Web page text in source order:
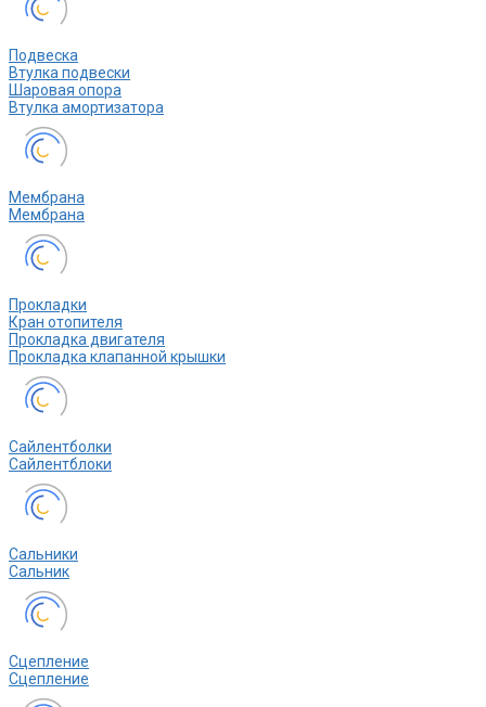
Подвеска
Втулка подвески
Шаровая опора
Втулка амортизатора
Мембрана
Мембрана
Прокладки
Кран отопителя
Прокладка двигателя
Прокладка клапанной крышки
Сайлентболки
Сайлентблоки
Сальники
Сальник
Сцепление
Сцепление